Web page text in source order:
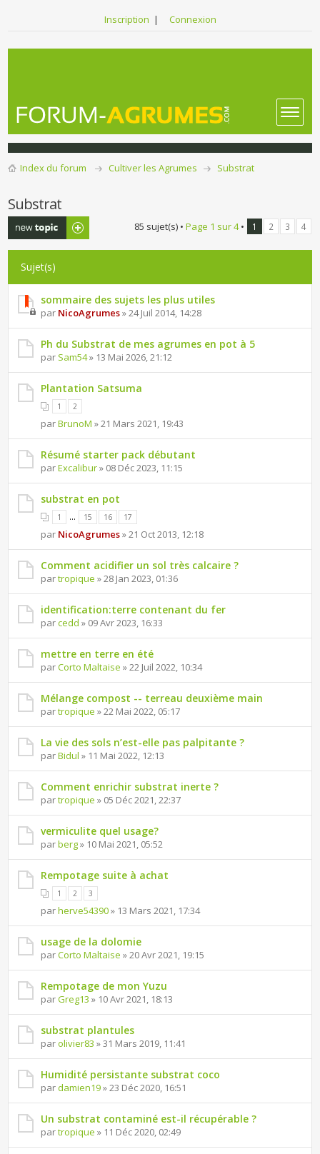
Inscription | Connexion
Index du forum Cultiver les Agrumes Substrat
Substrat
Publier un
nouveau sujet
85 sujet(s) • Page 1 sur4• 1 2 3 4
Sujet(s)
sommaire des sujets les plus utiles
par NicoAgrumes» 24 Juil 2014, 14:28
Ph du Substrat de mes agrumes en pot à 5
par Sam54» 13 Mai 2026, 21:12
Plantation Satsuma
1 2
parBrunoM » 21 Mars 2021, 19:43
Résumé starter pack débutant
parExcalibur» 08 Déc 2023, 11:15
substrat en pot
1 ... 15 16 17
par NicoAgrumes» 21 Oct 2013, 12:18
Comment acidifier un sol très calcaire ?
partropique » 28 Jan 2023, 01:36
identification:terre contenant du fer
parcedd » 09 Avr 2023, 16:33
mettre en terre en été
parCorto Maltaise » 22 Juil 2022, 10:34
Mélange compost -- terreau deuxième main
partropique » 22 Mai 2022, 05:17
La vie des sols n’est-elle pas palpitante ?
parBidul » 11 Mai 2022, 12:13
Comment enrichir substrat inerte ?
partropique » 05 Déc 2021, 22:37
vermiculite quel usage?
parberg» 10 Mai 2021, 05:52
Rempotage suite à achat
1 2 3
parherve54390» 13 Mars 2021, 17:34
usage de la dolomie
parCorto Maltaise » 20 Avr 2021, 19:15
Rempotage de mon Yuzu
parGreg13 » 10 Avr 2021, 18:13
substrat plantules
parolivier83 » 31 Mars 2019, 11:41
Humidité persistante substrat coco
pardamien19» 23 Déc 2020, 16:51
Un substrat contaminé est-il récupérable ?
partropique » 11 Déc 2020, 02:49